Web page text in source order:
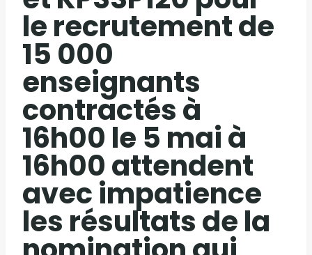
le recrutement de
15 000
enseignants
contractés à
16h00 le 5 mai à
16h00 attendent
avec impatience
les résultats de la